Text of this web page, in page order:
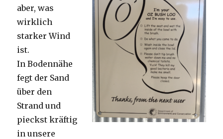
aber, was
wirklich
starker Wind
ist.
In Bodennähe
fegt der Sand
über den
Strand und
pieckst kräftig
in unsere